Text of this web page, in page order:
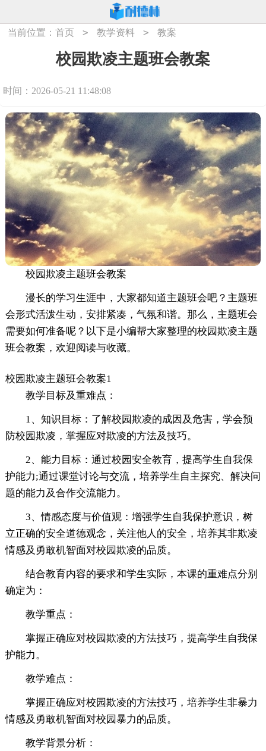
当前位置：首页 > 教学资料 > 教案
校园欺凌主题班会教案
时间：2026-05-21 11:48:08
校园欺凌主题班会教案
漫长的学习生涯中，大家都知道主题班会吧？主题班
会形式活泼生动，安排紧凑，气氛和谐。那么，主题班会
需要如何准备呢？以下是小编帮大家整理的校园欺凌主题
班会教案，欢迎阅读与收藏。
校园欺凌主题班会教案1
教学目标及重难点：
1、知识目标：了解校园欺凌的成因及危害，学会预
防校园欺凌，掌握应对欺凌的方法及技巧。
2、能力目标：通过校园安全教育，提高学生自我保
护能力;通过课堂讨论与交流，培养学生自主探究、解决问
题的能力及合作交流能力。
3、情感态度与价值观：增强学生自我保护意识，树
立正确的安全道德观念，关注他人的安全，培养其非欺凌
情感及勇敢机智面对校园欺凌的品质。
结合教育内容的要求和学生实际，本课的重难点分别
确定为：
教学重点：
掌握正确应对校园欺凌的方法技巧，提高学生自我保
护能力。
教学难点：
掌握正确应对校园欺凌的方法技巧，培养学生非暴力
情感及勇敢机智面对校园暴力的品质。
教学背景分析：